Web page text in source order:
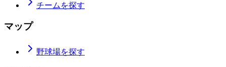
チームを探す
マップ
野球場を探す